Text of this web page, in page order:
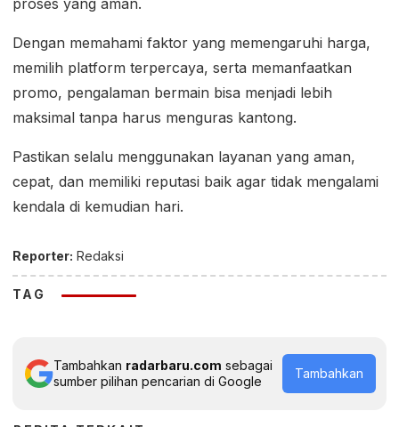
proses yang aman.
Dengan memahami faktor yang memengaruhi harga,
memilih platform terpercaya, serta memanfaatkan
promo, pengalaman bermain bisa menjadi lebih
maksimal tanpa harus menguras kantong.
Pastikan selalu menggunakan layanan yang aman,
cepat, dan memiliki reputasi baik agar tidak mengalami
kendala di kemudian hari.
Reporter: Redaksi
TAG
Tambahkan radarbaru.com sebagai
sumber pilihan pencarian di Google
Tambahkan